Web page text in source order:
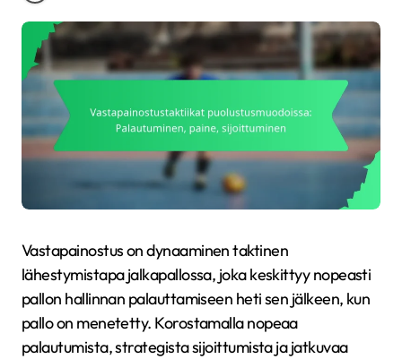
Vastapainostus on dynaaminen taktinen
lähestymistapa jalkapallossa, joka keskittyy nopeasti
pallon hallinnan palauttamiseen heti sen jälkeen, kun
pallo on menetetty. Korostamalla nopeaa
palautumista, strategista sijoittumista ja jatkuvaa